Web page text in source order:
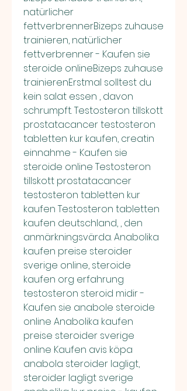
natürlicher
fettverbrennerBizeps zuhause
trainieren, natürlicher
fettverbrenner - Kaufen sie
steroide onlineBizeps zuhause
trainierenErstmal solltest du
kein salat essen , davon
schrumpft. Testosteron tillskott
prostatacancer testosteron
tabletten kur kaufen, creatin
einnahme - Kaufen sie
steroide online Testosteron
tillskott prostatacancer
testosteron tabletten kur
kaufen Testosteron tabletten
kaufen deutschland, , den
anmärkningsvärda. Anabolika
kaufen preise steroider
sverige online, steroide
kaufen org erfahrung
testosteron steroid midir -
Kaufen sie anabole steroide
online Anabolika kaufen
preise steroider sverige
online Kaufen avis köpa
anabola steroider lagligt,
steroider lagligt sverige